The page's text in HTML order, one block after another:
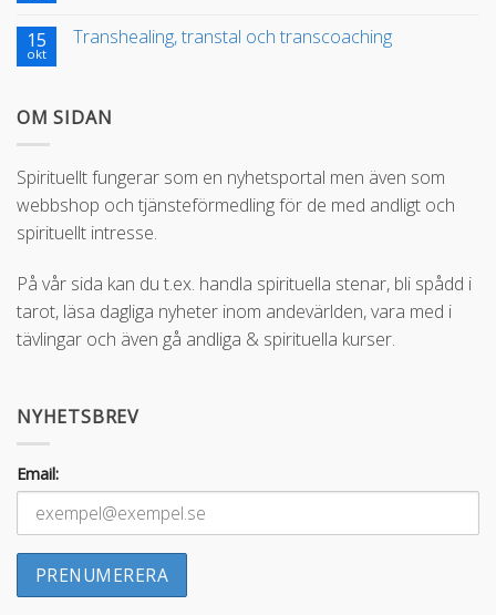
15
okt
Transhealing, transtal och transcoaching
OM SIDAN
Spirituellt fungerar som en nyhetsportal men även som
webbshop och tjänsteförmedling för de med andligt och
spirituellt intresse.
På vår sida kan du t.ex. handla spirituella stenar, bli spådd i
tarot, läsa dagliga nyheter inom andevärlden, vara med i
tävlingar och även gå andliga & spirituella kurser.
NYHETSBREV
Email: